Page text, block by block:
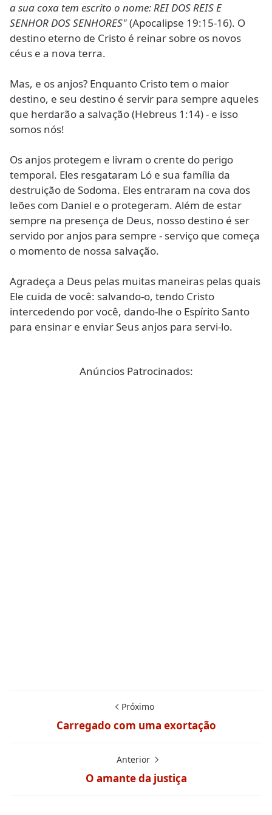
a sua coxa tem escrito o nome: REI DOS REIS E
SENHOR DOS SENHORES"(Apocalipse 19:15-16). O
destino eterno de Cristo é reinar sobre os novos
céus e a nova terra.
Mas, e os anjos? Enquanto Cristo tem o maior
destino, e seu destino é servir para sempre aqueles
que herdarão a salvação (Hebreus 1:14) - e isso
somos nós!
Os anjos protegem e livram o crente do perigo
temporal. Eles resgataram Ló e sua família da
destruição de Sodoma. Eles entraram na cova dos
leões com Daniel e o protegeram. Além de estar
sempre na presença de Deus, nosso destino é ser
servido por anjos para sempre - serviço que começa
o momento de nossa salvação.
Agradeça a Deus pelas muitas maneiras pelas quais
Ele cuida de você: salvando-o, tendo Cristo
intercedendo por você, dando-lhe o Espírito Santo
para ensinar e enviar Seus anjos para servi-lo.
Anúncios Patrocinados:
Próximo
Carregado com uma exortação
Anterior
O amante da justiça